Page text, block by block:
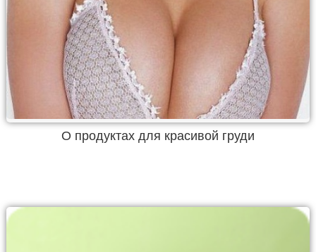
О продуктах для красивой груди